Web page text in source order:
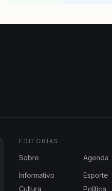
EDITORIAS
Sobre Agenda
Informativo
Esporte
Cultura
Política